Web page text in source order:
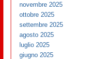
novembre 2025
ottobre 2025
settembre 2025
agosto 2025
luglio 2025
giugno 2025